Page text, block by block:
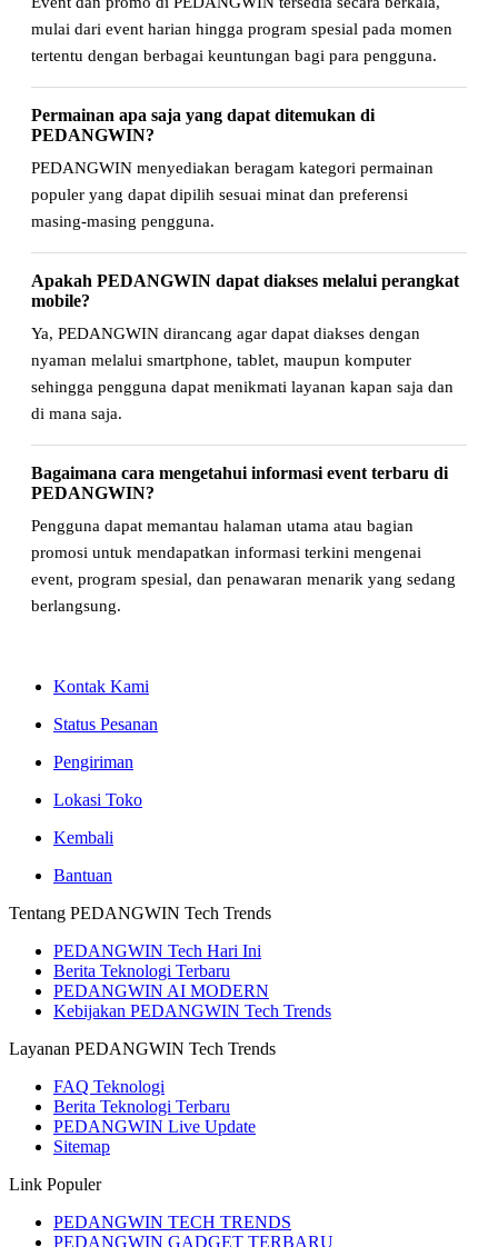
mulai dari event harian hingga program spesial pada momen
tertentu dengan berbagai keuntungan bagi para pengguna.
Permainan apa saja yang dapat ditemukan di
PEDANGWIN?
PEDANGWIN menyediakan beragam kategori permainan
populer yang dapat dipilih sesuai minat dan preferensi
masing-masing pengguna.
Apakah PEDANGWIN dapat diakses melalui perangkat
mobile?
Ya, PEDANGWIN dirancang agar dapat diakses dengan
nyaman melalui smartphone, tablet, maupun komputer
sehingga pengguna dapat menikmati layanan kapan saja dan
di mana saja.
Bagaimana cara mengetahui informasi event terbaru di
PEDANGWIN?
Pengguna dapat memantau halaman utama atau bagian
promosi untuk mendapatkan informasi terkini mengenai
event, program spesial, dan penawaran menarik yang sedang
berlangsung.
Kontak Kami
Status Pesanan
Pengiriman
Lokasi Toko
Kembali
Bantuan
Tentang PEDANGWIN Tech Trends
PEDANGWIN Tech Hari Ini
Berita Teknologi Terbaru
PEDANGWIN AI MODERN
Kebijakan PEDANGWIN Tech Trends
Layanan PEDANGWIN Tech Trends
FAQ Teknologi
Berita Teknologi Terbaru
PEDANGWIN Live Update
Sitemap
Link Populer
PEDANGWIN TECH TRENDS
PEDANGWIN GADGET TERBARU